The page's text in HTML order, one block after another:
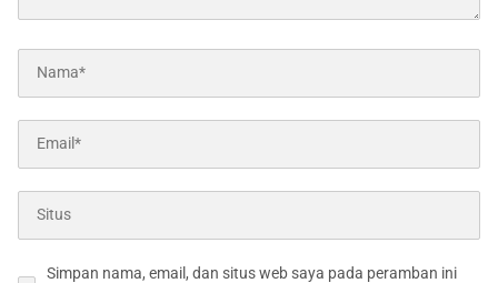
Simpan nama, email, dan situs web saya pada peramban ini